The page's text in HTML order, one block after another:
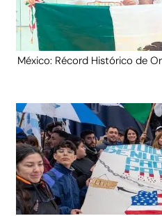
México: Récord Histórico de